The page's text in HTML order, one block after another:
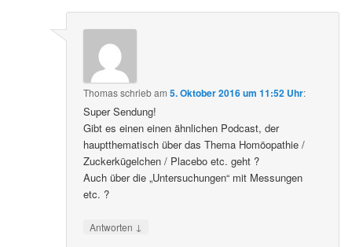
Thomasschriebam5. Oktober 2016 um 11:52 Uhr:
Super Sendung!
Gibt es einen einen ähnlichen Podcast, der
hauptthematisch über das Thema Homöopathie /
Zuckerkügelchen / Placebo etc. geht ?
Auch über die „Untersuchungen“ mit Messungen
etc. ?
Antworten ↓